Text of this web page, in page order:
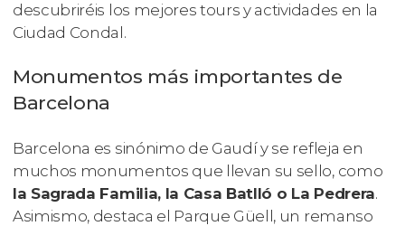
descubriréis los mejores tours y actividades en la
Ciudad Condal.
Monumentos más importantes de
Barcelona
Barcelona es sinónimo de Gaudí y se refleja en
muchos monumentos que llevan su sello, como
la Sagrada Familia, la Casa Batlló o La Pedrera.
Asimismo, destaca el Parque Güell, un remanso